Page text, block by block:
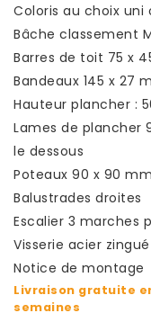
Coloris au choix uni
Bâche classement
Barres de toit 75 x
Bandeaux 145 x 27
Hauteur plancher :
Lames de plancher
le dessous
Poteaux 90 x 90 mm
Balustrades droites
Escalier 3 marches
Visserie acier
Notice de montage
Livraison gratuite
semaines